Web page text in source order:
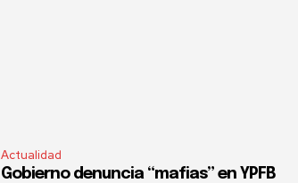
Actualidad
Gobierno denuncia “mafias” en YPFB